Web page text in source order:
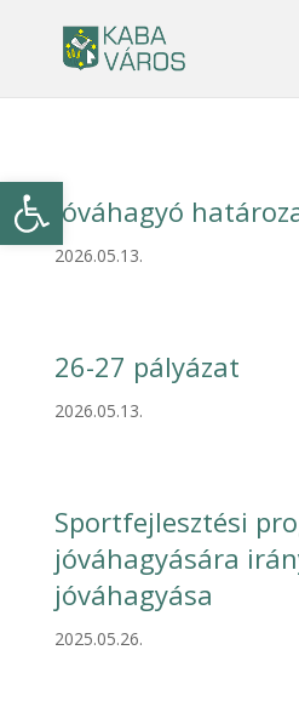
Eszköztár megnyitása
Jóváhagyó
2026.05.13.
26-27 pályázat
2026.05.13.
Sportfejlesztési
jóváhagyására
jóváhagyása
2025.05.26.